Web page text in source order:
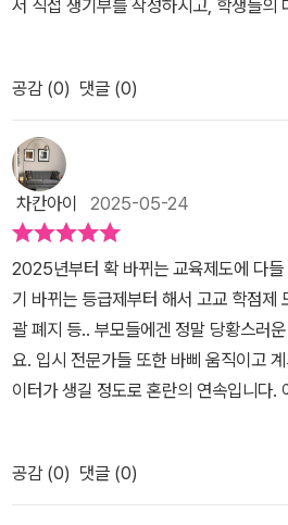
뀐점도 살펴볼 수 있고,생기부에 대해서
부 필독서100은 인문사회계열, 과학계
는데요.생기부라고 하니 아이가 무작정
은데요.대학에서 원하는 것이 무엇인지
서 읽어야 하는지도 알아볼 수 있었어요.
학과, 후속활동, 같이 읽으면 좋은 책들
동은 그냥 지나치지 말고 꼭 활동해보는
좋겠지만 시간도 부족하고 많으 독서를
수 있는데요.현직 고등학교 선생님들이
책의 내용뿐 아니라 여러 활동까지 할 수
어요. 생기부 어떻게 해야할지 걱정이
을 통해서 도움 받길 추천드려요.
서 직접 생기부를 작성하시고, 학생들의
데 도움이 되는 필독서를 고민하여 100
신게 아닌가. 이건 어쩌면 시험족보이지
이루어져 있으며, 1~2PART는 바뀐
주고, 3PART 인문사회계열 책읽기,
RT 수학계열책읽기로 구분되어 있다. 이
학계열, 수학계열로 구분해 놓아 학생이
한 도서읽기를 통한 학생들의 생기부 작
실용적이게 구성되어 있다.특히 1.2
읽어보면 입시상담을 받거나 할 때에도
이 된다. 특히 2028이후 입시에 자녀가
독서해야하지 않을까 싶다. 기본적인 생
서 상세하기 언급하고 있다. 입학사정관
도 언급해놓아서 자녀와 함께 읽으면서
조하도록 하면 좋응ㄹ 것 같다. 인상적인
공감 (0) 댓글 (0)
차칸아이 2025-05-24
2025년부터 확 바뀌는 교육제도에 다
기 바뀌는 등급제부터 해서 고교 학점제
괄 폐지 등.. 부모들에겐 정말 당황스러
요. 입시 전문가들 또한 바삐 움직이고
이터가 생길 정도로 혼란의 연속입니다.
얼마나 많이보다는 얼마나 깊이 있게 읽
인 것 같아요.우리 아이 생기부를 책임
소개 드립니다.앞전에 생기부 과학 필독
공감 (0) 댓글 (0)